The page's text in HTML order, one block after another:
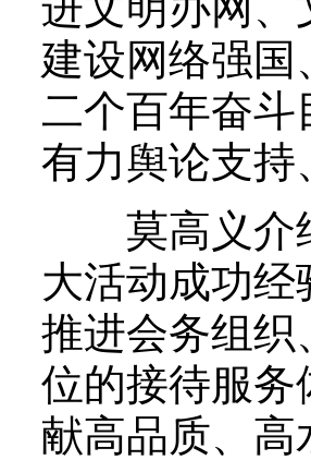
建设网络强
二个百年奋
有力舆论支持
莫高义介绍
大活动成功
推进会务组织
位的接待服务
献高品质、高